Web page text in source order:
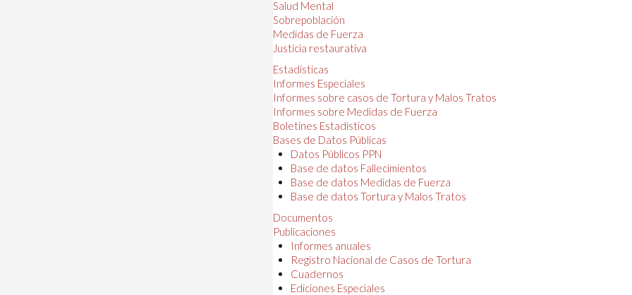
Salud Mental
Sobrepoblación
Medidas de Fuerza
Justicia restaurativa
Estadísticas
Informes Especiales
Informes sobre casos de Tortura y Malos Tratos
Informes sobre Medidas de Fuerza
Boletines Estadísticos
Bases de Datos Públicas
Datos Públicos PPN
Base de datos Fallecimientos
Base de datos Medidas de Fuerza
Base de datos Tortura y Malos Tratos
Documentos
Publicaciones
Informes anuales
Registro Nacional de Casos de Tortura
Cuadernos
Ediciones Especiales